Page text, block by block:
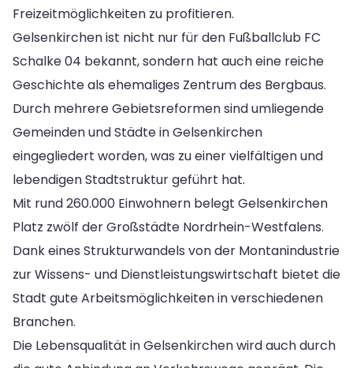
Freizeitmöglichkeiten zu profitieren.
Gelsenkirchen ist nicht nur für den Fußballclub FC
Schalke 04 bekannt, sondern hat auch eine reiche
Geschichte als ehemaliges Zentrum des Bergbaus.
Durch mehrere Gebietsreformen sind umliegende
Gemeinden und Städte in Gelsenkirchen
eingegliedert worden, was zu einer vielfältigen und
lebendigen Stadtstruktur geführt hat.
Mit rund 260.000 Einwohnern belegt Gelsenkirchen
Platz zwölf der Großstädte Nordrhein-Westfalens.
Dank eines Strukturwandels von der Montanindustrie
zur Wissens- und Dienstleistungswirtschaft bietet die
Stadt gute Arbeitsmöglichkeiten in verschiedenen
Branchen.
Die Lebensqualität in Gelsenkirchen wird auch durch